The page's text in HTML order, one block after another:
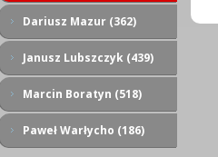
Dariusz Mazur (362)
Janusz Lubszczyk (439)
Marcin Boratyn (518)
Paweł Warłycho (186)